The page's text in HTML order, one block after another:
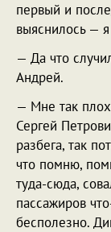
первый и
выяснилось —
— Да что
Андрей.
— Мне так
Сергей
разбега, так
что помню,
туда-сюда,
пассажиров
бесполезно.